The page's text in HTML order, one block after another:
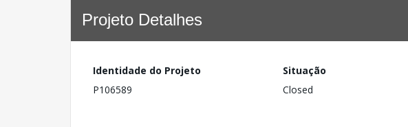
Projeto Detalhes
Identidade do Projeto
P106589
Situação
Closed